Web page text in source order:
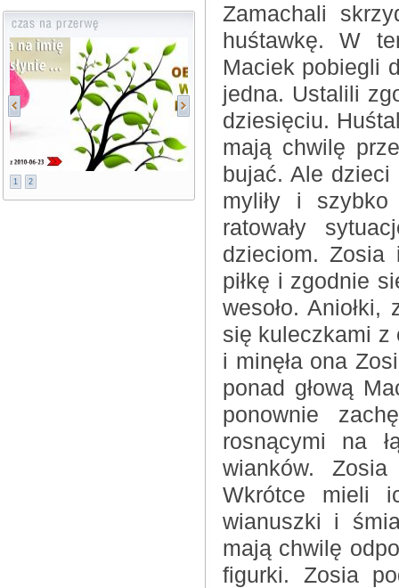
1 2
Zamachali
huśtawkę. W
Maciek pobiegli
jedna. Ustalili
dziesięciu.
mają chwilę
bujać. Ale
myliły i szybko
ratowały
dzieciom.
piłkę i zgodnie
wesoło.
się kuleczkami z
i minęła ona
ponad głową
ponownie
rosnącymi na
wianków.
Wkrótce mieli
wianuszki i
mają chwilę
figurki. Zosia